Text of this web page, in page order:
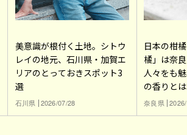
美意識が根付く土地。シトウ
レイの地元、石川県・加賀エ
リアのとっておきスポット3
選
石川県 2026/07/28
日本の柑
橘」は奈
人々をも
の香りとは
奈良県